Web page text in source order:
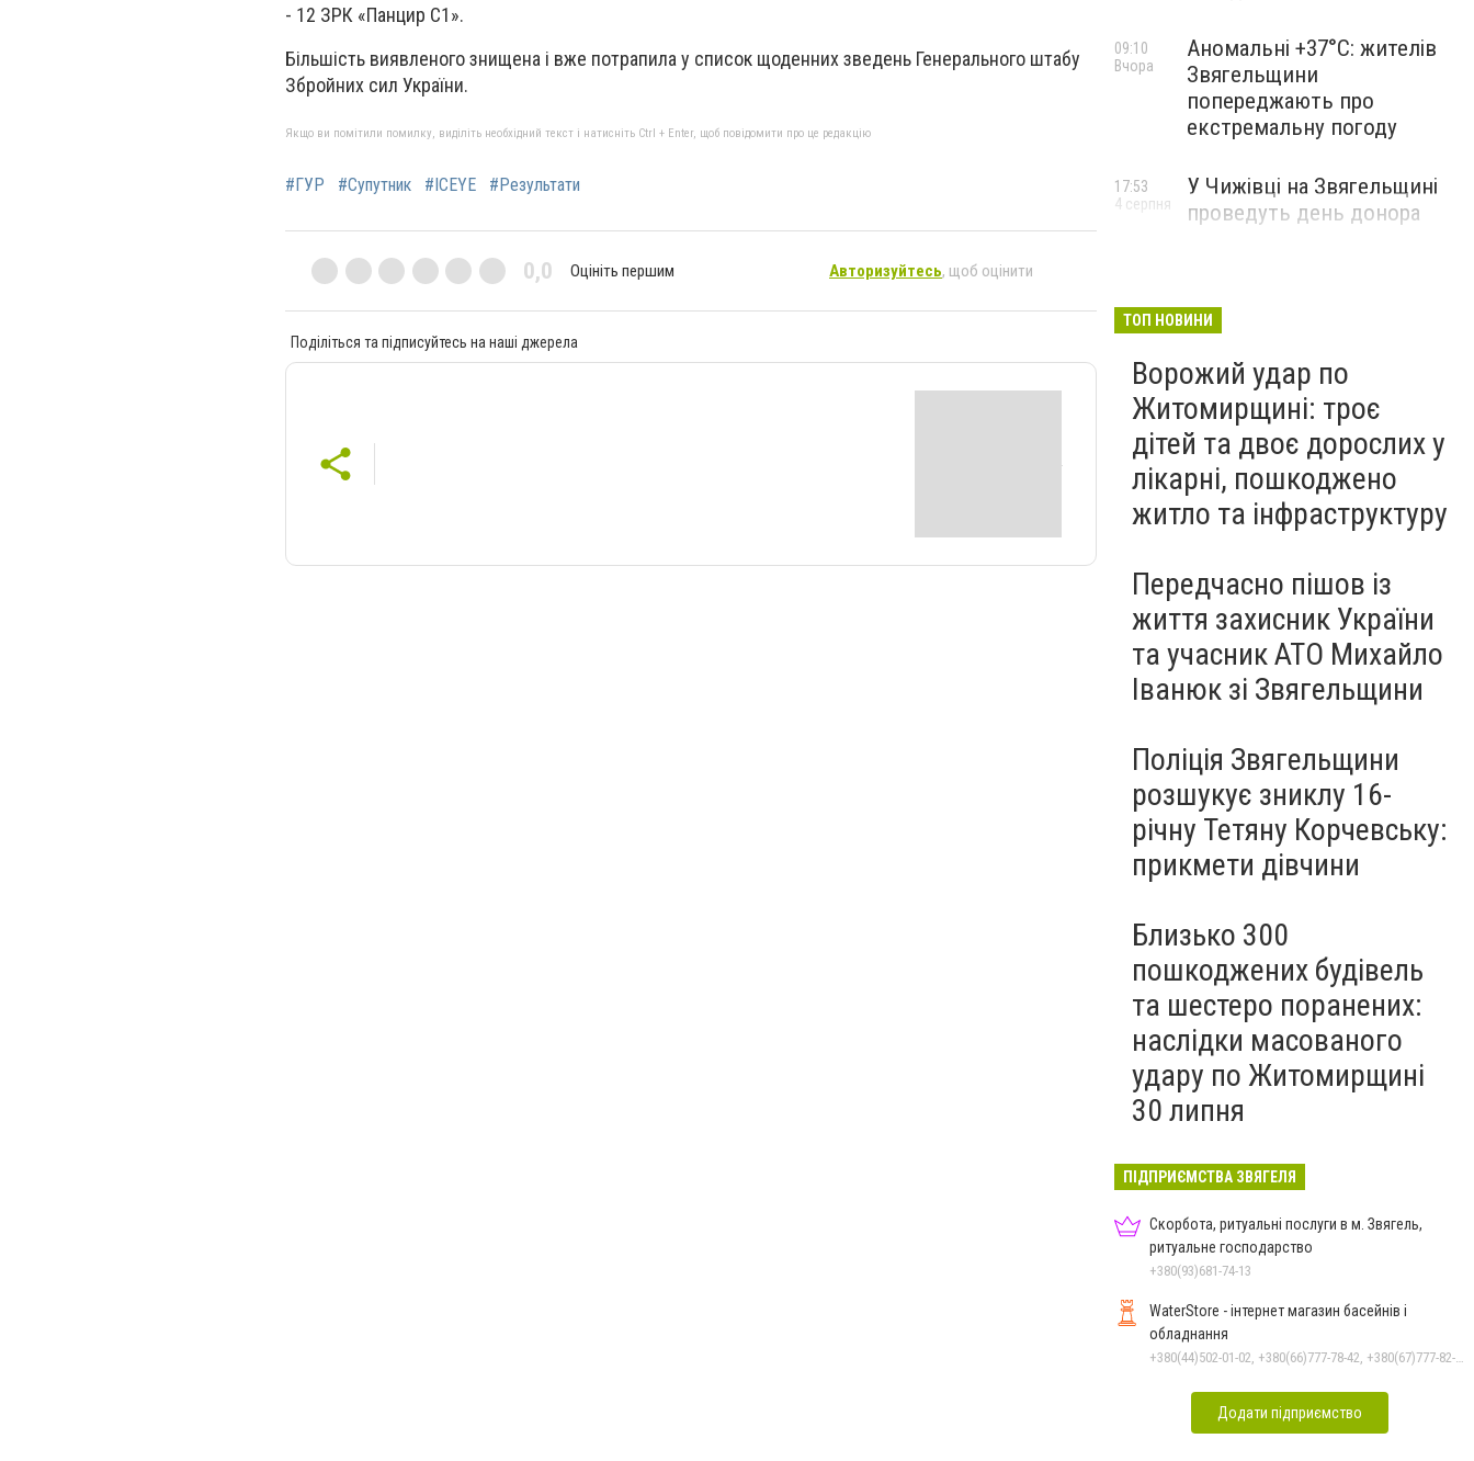
- 12 ЗРК «Панцир С1».
Більшість виявленого знищена і вже потрапила у список щоденних зведень Генерального штабу
Збройних сил України.
Якщо ви помітили помилку, виділіть необхідний текст і натисніть Ctrl + Enter, щоб повідомити про це редакцію
#ГУР #Супутник #ICEYE #Результати
0,0 Оцініть першим Авторизуйтесь, щоб оцінити
Поділіться та підписуйтесь на наші джерела
Аномальні +37°C: жителів
Звягельщини
попереджають про
екстремальну погоду
09:10
Вчора
У Чижівці на Звягельщині
проведуть день донора
17:53
4 серпня
ТОП НОВИНИ
Ворожий удар по
Житомирщині: троє
дітей та двоє дорослих у
лікарні, пошкоджено
житло та інфраструктуру
Передчасно пішов із
життя захисник України
та учасник АТО Михайло
Іванюк зі Звягельщини
Поліція Звягельщини
розшукує зниклу 16-
річну Тетяну Корчевську:
прикмети дівчини
Близько 300
пошкоджених будівель
та шестеро поранених:
наслідки масованого
удару по Житомирщині
30 липня
ПІДПРИЄМСТВА ЗВЯГЕЛЯ
Скорбота, ритуальні послуги в м. Звягель,
ритуальне господарство
+380(93)681-74-13
WaterStore - інтернет магазин басейнів і
обладнання
+380(44)502-01-02, +380(66)777-78-42, +380(67)777-82-19, +380(67)890-80-80, +380(73)890-80-80, +380(44)502-01-03
Додати підприємство